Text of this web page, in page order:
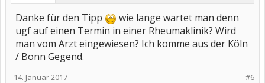
Danke für den Tipp
wie lange wartet man denn
ugf auf einen Termin in einer Rheumaklinik? Wird
man vom Arzt eingewiesen? Ich komme aus der Köln
/ Bonn Gegend.
#6
14. Januar 2017